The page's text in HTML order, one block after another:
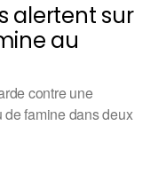
alertent sur
au
contre une
famine dans deux